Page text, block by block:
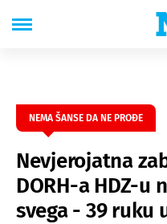
NEMA ŠANSE DA NE PROĐE
Nevjerojatna
DORH-a HDZ-u
svega - 39 ruku